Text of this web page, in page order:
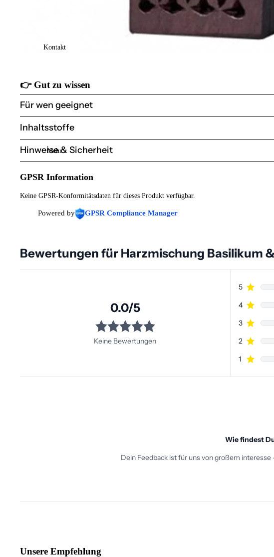
Kontakt
Mehr
👉 Gut zu wissen
Für wen geeignet
Inhaltsstoffe
Hinweise & Sicherheit
GPSR Information
Keine GPSR-Konformitätsdaten für dieses Produkt verfügbar.
Powered by GPSR Compliance Manager
Unsere Empfehlung